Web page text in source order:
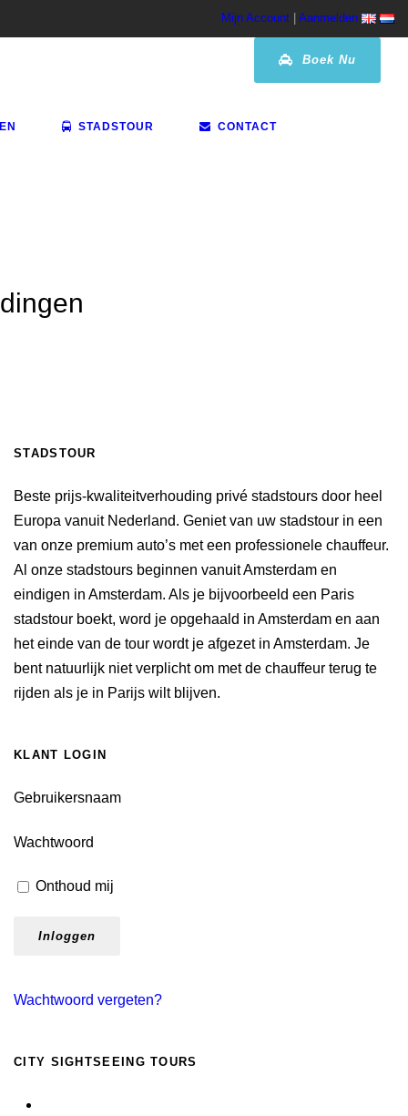
Mijn Account Aanmelden
Boek Nu
STADSTOUR CONTACT
STADSTOUR
Beste prijs-kwaliteitverhouding privé stadstours door heel
Europa vanuit Nederland. Geniet van uw stadstour in een
van onze premium auto’s met een professionele chauffeur.
Al onze stadstours beginnen vanuit Amsterdam en
eindigen in Amsterdam. Als je bijvoorbeeld een Paris
stadstour boekt, word je opgehaald in Amsterdam en aan
het einde van de tour wordt je afgezet in Amsterdam. Je
bent natuurlijk niet verplicht om met de chauffeur terug te
rijden als je in Parijs wilt blijven.
KLANT LOGIN
Gebruikersnaam
Wachtwoord
Onthoud mij
Wachtwoord vergeten?
CITY SIGHTSEEING TOURS